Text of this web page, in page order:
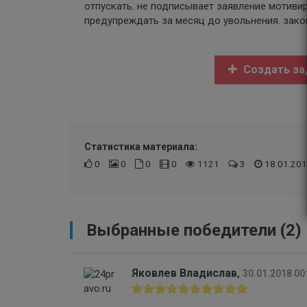
отпускать. не подписывает заявление
предупреждать за месяц до увольнения.
Создать
Статистика материала:
0
0 0 0 1121 3
Выбранные победители (2)
Яковлев Владислав, 30.01.2018